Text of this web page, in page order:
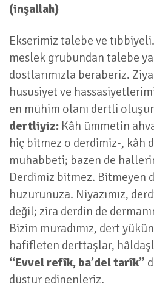
(inşallah)
Ekserimiz talebe ve
meslek grubundan talebe
dostlarımızla beraberiz.
hususiyet ve
en mühim olanı dertli
dertliyiz: Kâh ümmetin
hiç bitmez o derdimiz-, kâh
muhabbeti; bazen de
Derdimiz bitmez. Bitmeyen
huzurunuza. Niyazımız,
değil; zira derdin de
Bizim muradımız, dert
hafifleten derttaşlar,
“Evvel refîk, ba’del tarîk”
düstur edinenleriz.